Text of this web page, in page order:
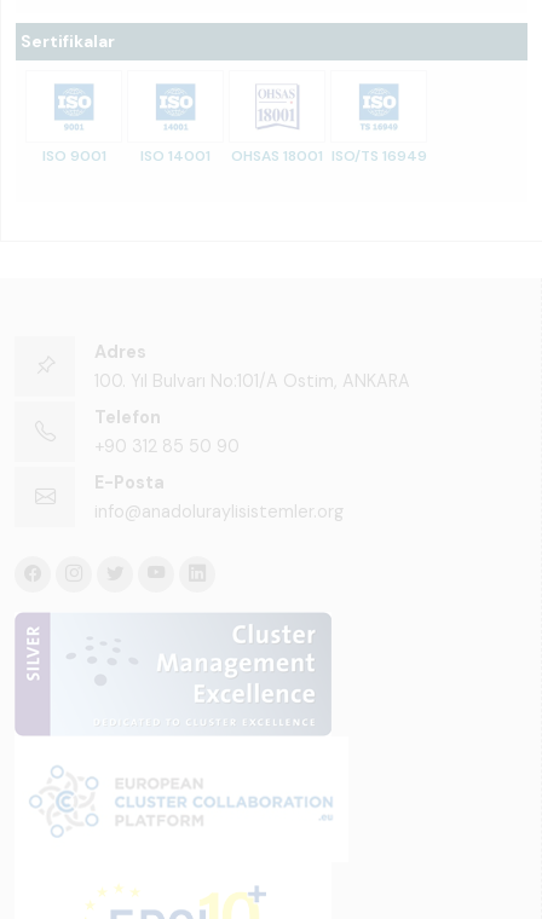
Sertifikalar
ISO 9001 ISO 14001 OHSAS 18001 ISO/TS 16949
Adres
100. Yıl Bulvarı No:101/A Ostim, ANKARA
Telefon
+90 312 85 50 90
E-Posta
info@anadoluraylisistemler.org